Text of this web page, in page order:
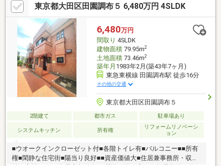
町店徒歩5分・オーケー田園調布店徒歩6分・多摩川丸子橋緑地徒
歩8分・田園調布中央病院徒歩10分---------住宅ロ-ンお気軽にご相
談ください。資料請求はお気軽にどうぞ。
東京都大田区田園調布５ 6,480万円 4SLDK
6,480万円
間取り 4SLDK
建物面積79.95m2
土地面積73.46m2
築年月 1983年2月(築43年7ヶ月)
東急東横線 田園調布駅 徒歩16分
その他の交通
東京都大田区田園調布５
2階建て 都市ガス 駐車場あり
システムキッチン 所有権
リフォームリノベーシ
ョン
■ウオークインクローゼット付■各階トイレ有■バルコニー■■所有
権■閑静な住宅街■陽当り良好■■資産価値大■住居兼事務所・収